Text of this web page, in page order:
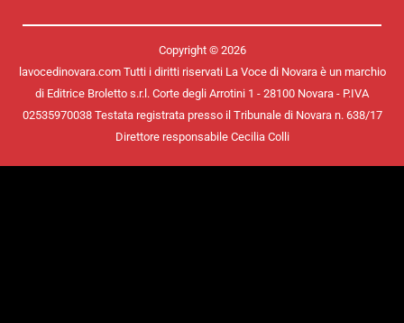
Copyright © 2026
lavocedinovara.com Tutti i diritti riservati La Voce di Novara è un marchio
di Editrice Broletto s.r.l. Corte degli Arrotini 1 - 28100 Novara - P.IVA
02535970038 Testata registrata presso il Tribunale di Novara n. 638/17
Direttore responsabile Cecilia Colli